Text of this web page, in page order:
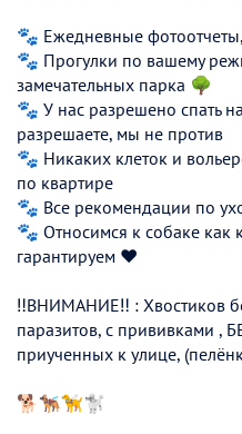
🐾 Ежедневные
🐾 Прогулки по вашему
замечательных парка 🌳
🐾 У нас разрешено спать
разрешаете, мы не против
🐾 Никaких клеток и
по квартире
🐾 Все рекомендации по
🐾 Относимся к собаке как
гарантируем ❤️
‼️ВНИМАНИЕ‼️ : Хвостиков
паразитов, с прививками ,
приученных к улице,
🐕🐕‍🦺🦮🐩